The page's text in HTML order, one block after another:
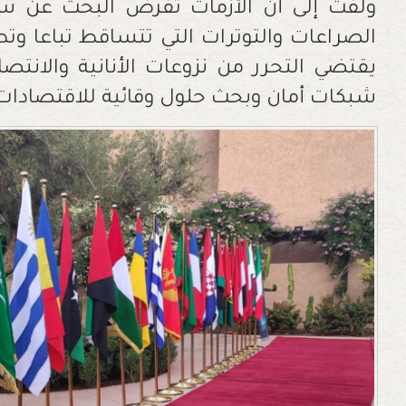
ولفت إلى أن الأزمات تفرض البحث عن
الصراعات والتوترات التي تتساقط تباعا
يقتضي التحرر من نزوعات الأنانية
شبكات أمان وبحث حلول وقائية